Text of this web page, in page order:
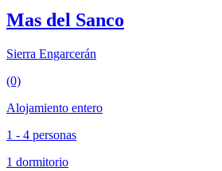
Mas del Sanco
Sierra Engarcerán
(0)
Alojamiento entero
1 - 4 personas
1 dormitorio